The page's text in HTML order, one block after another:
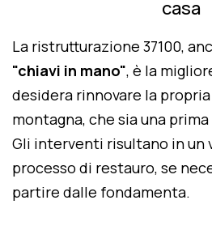
casa
La ristrutturazione 37100,
"chiavi in mano", è la
desidera rinnovare la
montagna, che sia una
Gli interventi risultano in un
processo di restauro, se
partire dalle fondamenta.